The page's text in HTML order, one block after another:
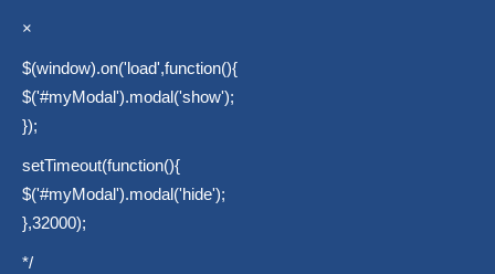
×
$(window).on('load',function(){
$('#myModal').modal('show');
});
setTimeout(function(){
$('#myModal').modal('hide');
},32000);
*/